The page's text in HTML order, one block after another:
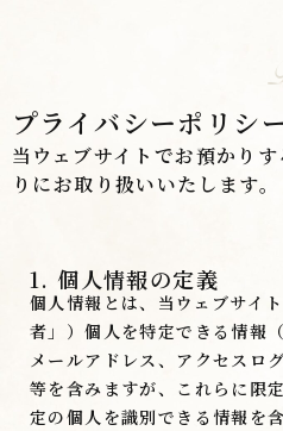
プライバシーポリシ
当ウェブサイトでお預かり
りにお取り扱いいたします。
1. 個人情報の定義
個人情報とは、当ウェブサイ
者」）個人を特定できる情報
メールアドレス、アクセスロ
等を含みますが、これらに限
定の個人を識別できる情報を